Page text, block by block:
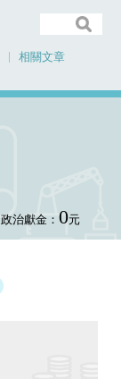
相關文章
政治獻金： 0元